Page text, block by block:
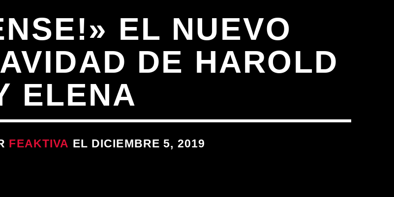
EL NUEVO
DE HAROLD
ELENA
FEAKTIVA EL DICIEMBRE 5, 2019